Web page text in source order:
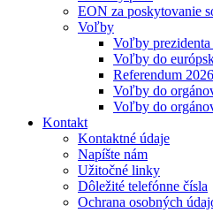
EON za poskytovanie
Voľby
Voľby prezidenta
Voľby do
Referendum 2026
Voľby do
Voľby do
Kontakt
Kontaktné údaje
Napíšte nám
Užitočné linky
Dôležité telefónne čísla
Ochrana osobných